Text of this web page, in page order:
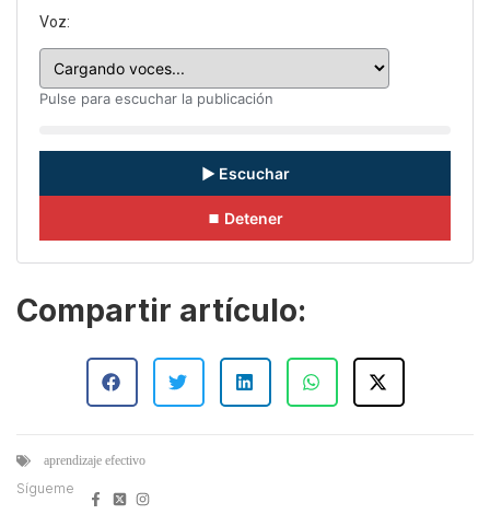
Voz:
Pulse para escuchar la publicación
▶ Escuchar
⏹ Detener
Compartir artículo:
aprendizaje efectivo
Sígueme